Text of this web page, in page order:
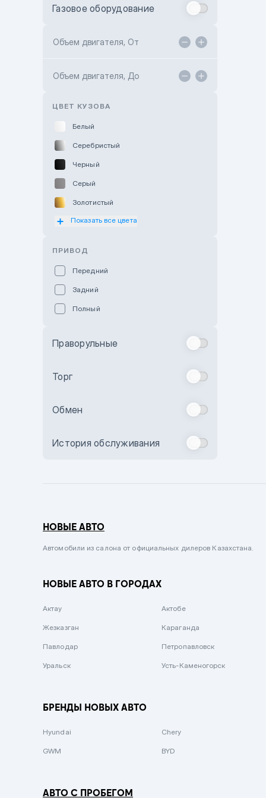
Toyota Kokshetau
Hyundai ShymCity
Газовое оборудование
Объем двигателя, От
Объем двигателя, До
ЦВЕТ КУЗОВА
Белый
Серебристый
Черный
Серый
Золотистый
Оранжевый
Бежевый
Комбинированный
Сиреневый металлик
Вишневый
Зеленый металлик
Показать все цвета
ПРИВОД
Передний
Задний
Полный
Праворульные
Торг
Обмен
История обслуживания
НОВЫЕ АВТО
Автомобили из салона от официальных дилеров Казахстана.
НОВЫЕ АВТО В ГОРОДАХ
Актау Актобе
Жезказган Караганда
Павлодар Петропавловск
Уральск Усть-Каменогорск
БРЕНДЫ НОВЫХ АВТО
Hyundai Chery
GWM BYD
АВТО С ПРОБЕГОМ